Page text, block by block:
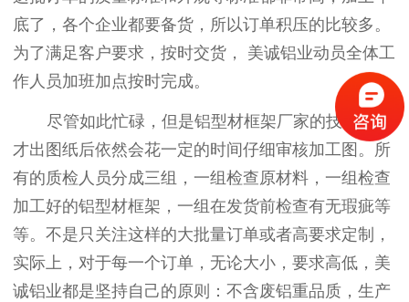
底了，各个企业都要备货，所以订单积压的比较多。
为了满足客户要求，按时交货， 美诚铝业动员全体工
作人员加班加点按时完成。
尽管如此忙碌，但是铝型材框架厂家的技术人员
才出图纸后依然会花一定的时间仔细审核加工图。所
有的质检人员分成三组，一组检查原材料，一组检查
加工好的铝型材框架，一组在发货前检查有无瑕疵等
等。不是只关注这样的大批量订单或者高要求定制，
实际上，对于每一个订单，无论大小，要求高低，美
诚铝业都是坚持自己的原则：不含废铝重品质，生产